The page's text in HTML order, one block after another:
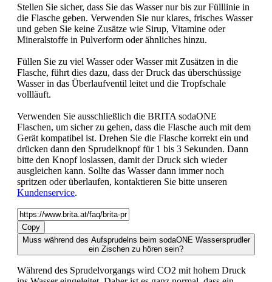
Stellen Sie sicher, dass Sie das Wasser nur bis zur Fülllinie in
die Flasche geben. Verwenden Sie nur klares, frisches Wasser
und geben Sie keine Zusätze wie Sirup, Vitamine oder
Mineralstoffe in Pulverform oder ähnliches hinzu.
Füllen Sie zu viel Wasser oder Wasser mit Zusätzen in die
Flasche, führt dies dazu, dass der Druck das überschüssige
Wasser in das Überlaufventil leitet und die Tropfschale
vollläuft.
Verwenden Sie ausschließlich die BRITA sodaONE
Flaschen, um sicher zu gehen, dass die Flasche auch mit dem
Gerät kompatibel ist. Drehen Sie die Flasche korrekt ein und
drücken dann den Sprudelknopf für 1 bis 3 Sekunden. Dann
bitte den Knopf loslassen, damit der Druck sich wieder
ausgleichen kann. Sollte das Wasser dann immer noch
spritzen oder überlaufen, kontaktieren Sie bitte unseren
Kundenservice.
Copy
Muss während des Aufsprudelns beim sodaONE Wassersprudler
ein Zischen zu hören sein?
Während des Sprudelvorgangs wird CO2 mit hohem Druck